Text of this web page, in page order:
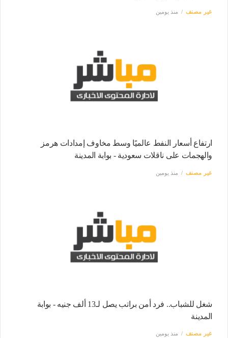
غير مصنف منذ يومين
ارتفاع أسعار النفط عالميًا وسط مخاوف إمدادات هرمز
والهجمات على ناقلات سعودية - بوابة المدينة
غير مصنف منذ يومين
شغل للشباب.. فرد أمن براتب يصل لـ13 ألف جنيه - بوابة
المدينة
غير مصنف منذ يومين